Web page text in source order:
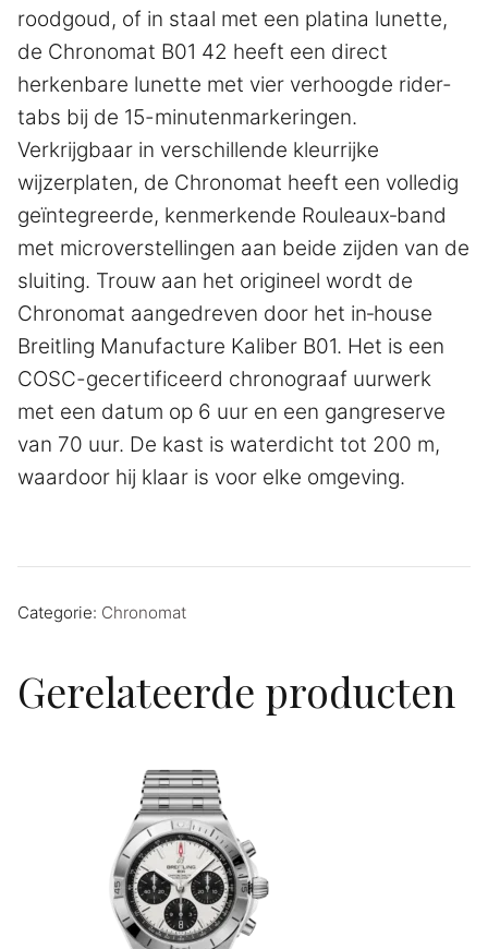
roodgoud, of in staal met een platina lunette,
de Chronomat B01 42 heeft een direct
herkenbare lunette met vier verhoogde rider-
tabs bij de 15-minutenmarkeringen.
Verkrijgbaar in verschillende kleurrijke
wijzerplaten, de Chronomat heeft een volledig
geïntegreerde, kenmerkende Rouleaux‑band
met microverstellingen aan beide zijden van de
sluiting. Trouw aan het origineel wordt de
Chronomat aangedreven door het in‑house
Breitling Manufacture Kaliber B01. Het is een
COSC-gecertificeerd chronograaf uurwerk
met een datum op 6 uur en een gangreserve
van 70 uur. De kast is waterdicht tot 200 m,
waardoor hij klaar is voor elke omgeving.
Categorie: Chronomat
Gerelateerde producten